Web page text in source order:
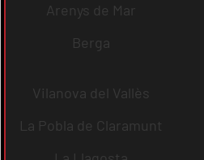
Arenys de Mar
Berga
Vilanova del Vallès
La Pobla de Claramunt